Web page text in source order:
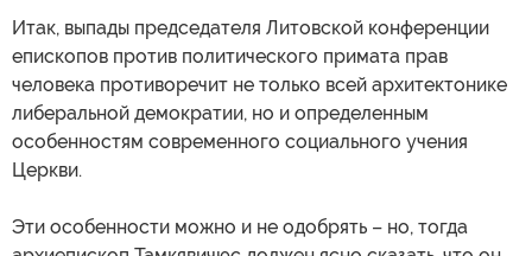
Итак, выпады председателя Литовской конференции
епископов против политического примата прав
человека противоречит не только всей архитектонике
либеральной демократии, но и определенным
особенностям современного социального учения
Церкви.
Эти особенности можно и не одобрять – но, тогда